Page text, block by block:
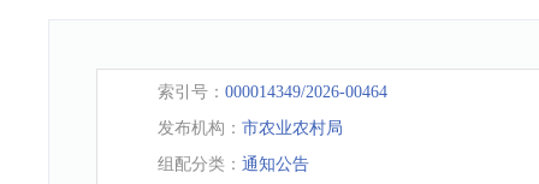
索引号： 000014349/2026-00464
发布机构： 市农业农村局
组配分类： 通知公告